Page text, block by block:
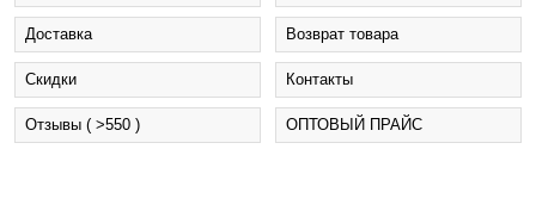
Доставка Возврат товара
Cкидки Контакты
Отзывы ( >550 ) ОПТОВЫЙ ПРАЙС